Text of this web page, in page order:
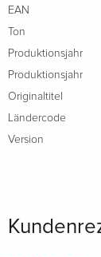
EAN
Ton
Produktionsjahr
Produktionsjahr
Originaltitel
Ländercode
Version